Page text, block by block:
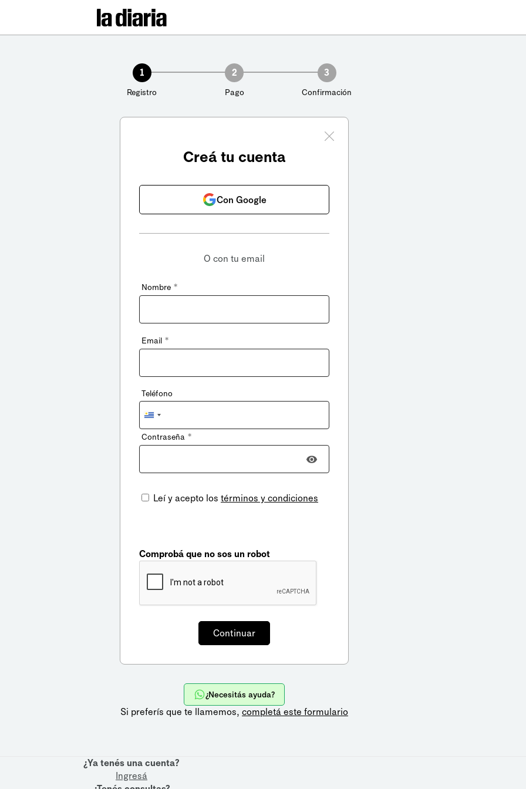
1
Registro
2
Pago
3
Confirmación
Creá tu cuenta
Con Google
O con tu email
Nombre *
Email *
Teléfono
Uruguay
+598
Contraseña *
Leí y acepto los términos y condiciones
Comprobá que no sos un robot
¿Necesitás ayuda?
Si preferís que te llamemos, completá este formulario
¿Ya tenés una cuenta?
Ingresá